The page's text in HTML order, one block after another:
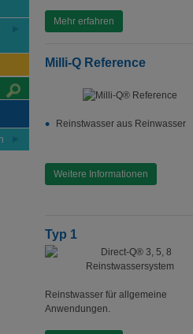
Mehr erfahren
Milli-Q Reference
Reinstwasser aus Reinwasser
Weitere Informationen
Typ 1
Reinstwasser für allgemeine
Anwendungen.